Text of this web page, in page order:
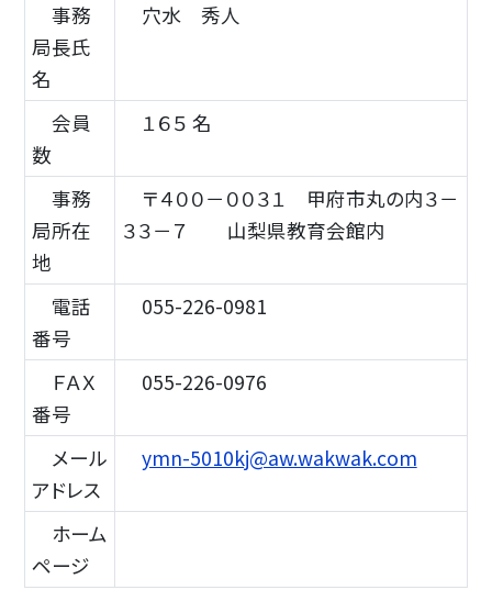
事務
局長氏
名
穴水 秀人
会員
数
１６５ 名
事務
局所在
地
〒４００－００３１ 甲府市丸の内３－
３３－７ 山梨県教育会館内
電話
番号
055-226-0981
ＦＡＸ
番号
055-226-0976
メール
アドレス
ymn-5010kj@aw.wakwak.com
ホーム
ページ